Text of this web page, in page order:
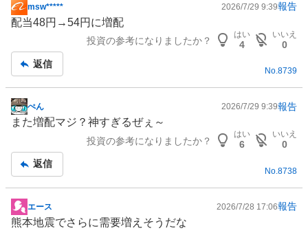
掲
示
事
msw***** 2026/7/29 9:39報告
配当48円→54円に増配
投資の参考になりましたか？
はい
4
いいえ
0
返信
No.8739
掲
示
事
ぺん 2026/7/29 9:39報告
また増配マジ？神すぎるぜぇ～
投資の参考になりましたか？
はい
6
いいえ
0
返信
No. 8738
掲
示
エース 2026/7/28 17:06報告
熊本地震でさらに需要増えそうだな